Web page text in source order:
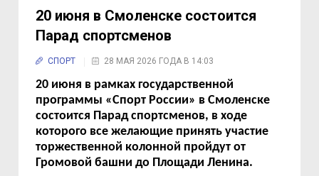
20 июня в Смоленске состоится
Парад спортсменов
СПОРТ 28 МАЯ 2026 ГОДА В 14:03
20 июня в рамках государственной
программы «Спорт России» в Смоленске
состоится Парад спортсменов, в ходе
которого все желающие принять участие
торжественной колонной пройдут от
Громовой башни до Площади Ленина.